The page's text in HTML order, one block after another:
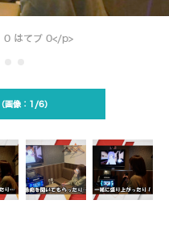
0 はてブ 0</p>
1/6